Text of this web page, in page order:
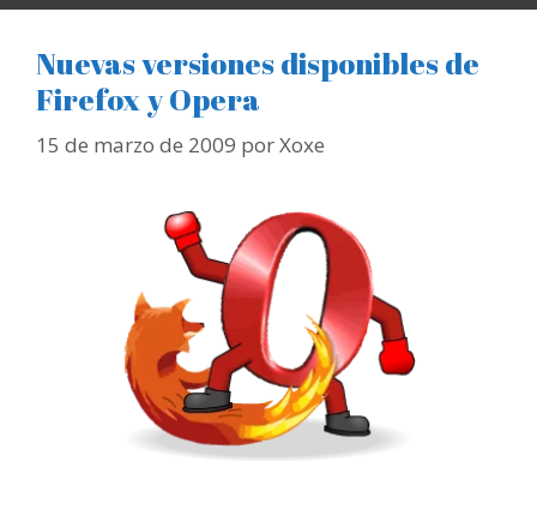
Nuevas versiones disponibles de
Firefox y Opera
15 de marzo de 2009 porXoxe